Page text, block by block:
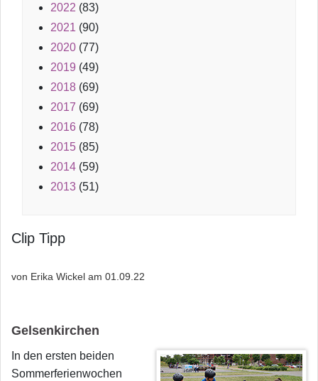
2022 (83)
2021 (90)
2020 (77)
2019 (49)
2018 (69)
2017 (69)
2016 (78)
2015 (85)
2014 (59)
2013 (51)
Clip Tipp
von Erika Wickel am 01.09.22
Gelsenkirchen
In den ersten beiden
Sommerferienwochen